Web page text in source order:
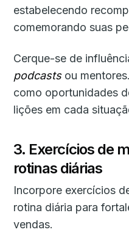
estabelecendo
comemorando suas
Cerque-se de
podcastsou
como oportunidades
lições em cada
3. Exercícios de
rotinas diárias
Incorpore exercícios
rotina diária para
vendas.